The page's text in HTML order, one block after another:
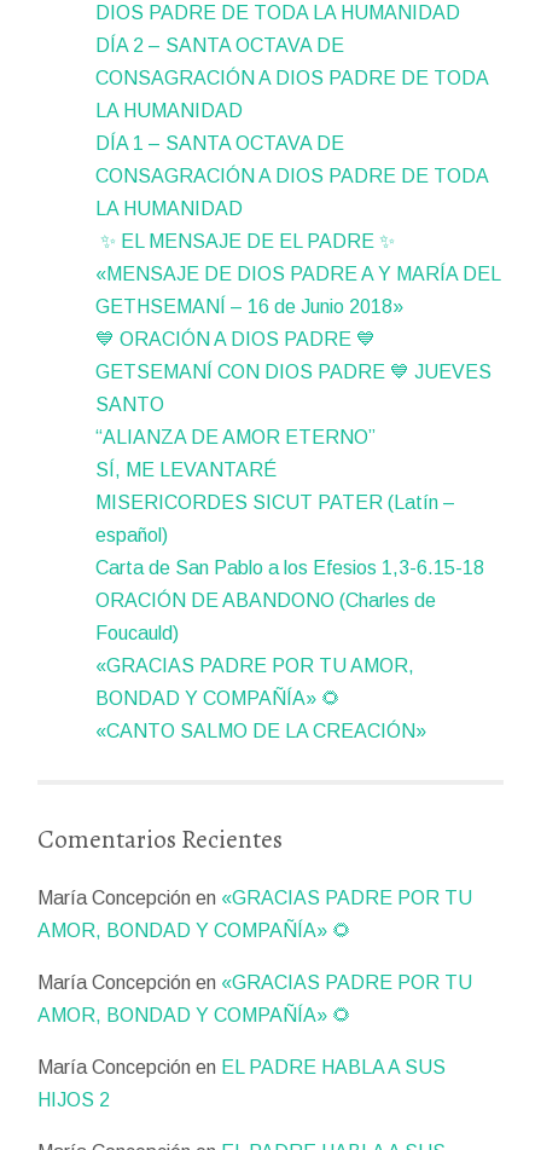
DIOS PADRE DE TODA LA HUMANIDAD
DÍA 2 – SANTA OCTAVA DE
CONSAGRACIÓN A DIOS PADRE DE TODA
LA HUMANIDAD
DÍA 1 – SANTA OCTAVA DE
CONSAGRACIÓN A DIOS PADRE DE TODA
LA HUMANIDAD
✨ EL MENSAJE DE EL PADRE ✨
«MENSAJE DE DIOS PADRE A Y MARÍA DEL
GETHSEMANÍ – 16 de Junio 2018»
💙 ORACIÓN A DIOS PADRE 💙
GETSEMANÍ CON DIOS PADRE 💙 JUEVES
SANTO
“ALIANZA DE AMOR ETERNO”
SÍ, ME LEVANTARÉ
MISERICORDES SICUT PATER (Latín –
español)
Carta de San Pablo a los Efesios 1,3-6.15-18
ORACIÓN DE ABANDONO (Charles de
Foucauld)
«GRACIAS PADRE POR TU AMOR,
BONDAD Y COMPAÑÍA» 🌻
«CANTO SALMO DE LA CREACIÓN»
Comentarios Recientes
María Concepción en «GRACIAS PADRE POR TU
AMOR, BONDAD Y COMPAÑÍA» 🌻
María Concepción en «GRACIAS PADRE POR TU
AMOR, BONDAD Y COMPAÑÍA» 🌻
María Concepción en EL PADRE HABLA A SUS
HIJOS 2